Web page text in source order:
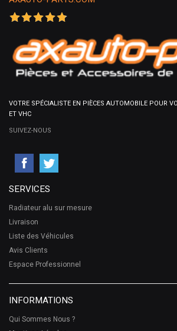
VOTRE SPÉCIALISTE EN PIÈCES AUTOMOBILE POUR
ET VHC
SUIVEZ-NOUS
SERVICES
Radiateur alu sur mesure
Livraison
Liste des Véhicules
Avis Clients
Espace Professionnel
INFORMATIONS
Qui Sommes Nous ?